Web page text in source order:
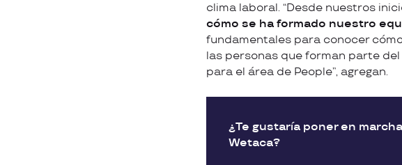
clima laboral. “Desde nuestros
cómo se ha formado nuestro
fundamentales para conocer
las personas que forman parte
para el área de People”, agregan.
¿Te gustaría poner en
Wetaca?